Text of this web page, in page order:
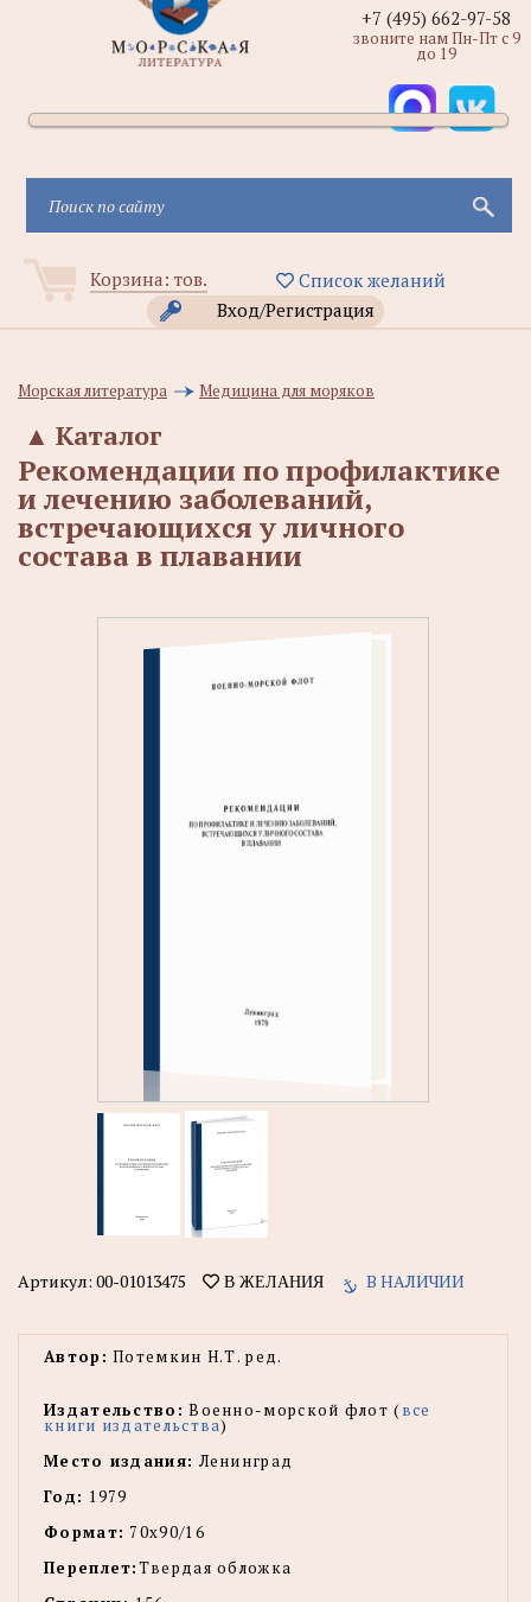
Корзина: тов.
Список желаний
Вход/Регистрация
+7 (495) 662-97-58
звоните нам Пн-Пт с 9
до 19
Морская литература Медицина для моряков
Каталог
▲
Рекомендации по профилактике
и лечению заболеваний,
встречающихся у личного
состава в плавании
Артикул: 00-01013475 В ЖЕЛАНИЯ В НАЛИЧИИ
Автор: Потемкин Н.Т. ред.
Издательство: Военно-морской флот (все
книги издательства)
Место издания: Ленинград
Год: 1979
Формат: 70х90/16
Переплет:Твердая обложка